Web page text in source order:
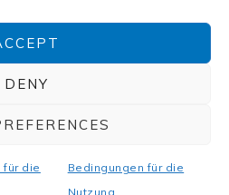
DENY
für die
Bedingungen für die
Nutzung
Politik
Rechte vorbehalten.
Z.I. de la Gare. Cany
von Polytechs.